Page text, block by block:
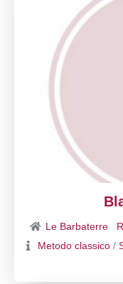
Le Barbaterre
Metodo classico /